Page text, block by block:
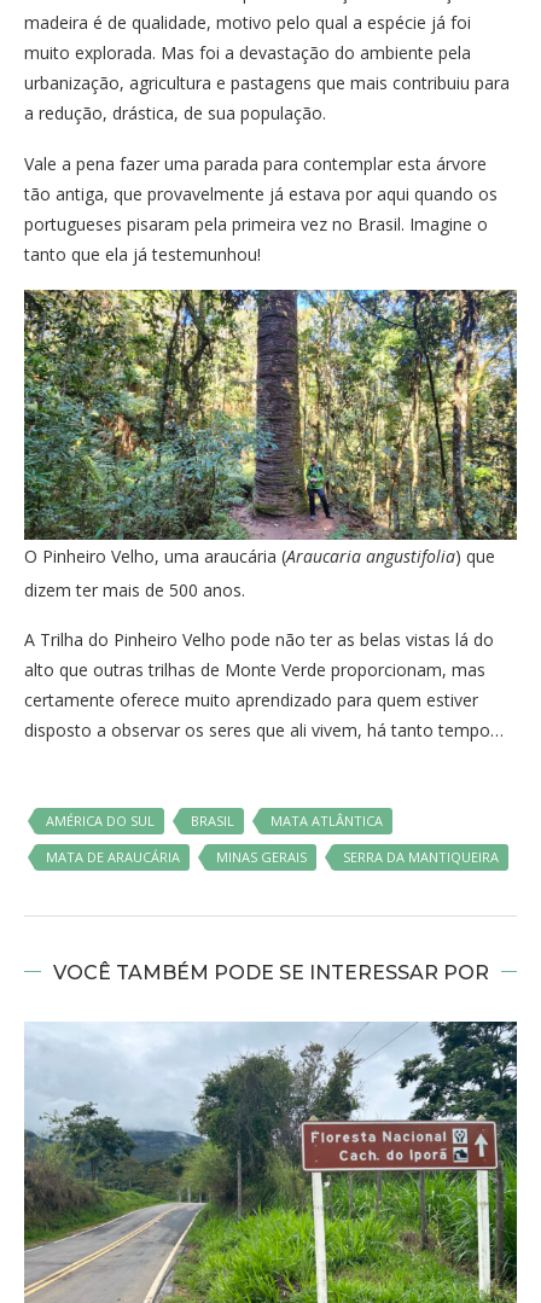
madeira é de qualidade, motivo pelo qual a espécie já foi
muito explorada. Mas foi a devastação do ambiente pela
urbanização, agricultura e pastagens que mais contribuiu para
a redução, drástica, de sua população.
Vale a pena fazer uma parada para contemplar esta árvore
tão antiga, que provavelmente já estava por aqui quando os
portugueses pisaram pela primeira vez no Brasil. Imagine o
tanto que ela já testemunhou!
O Pinheiro Velho, uma araucária (Araucaria angustifolia) que
dizem ter mais de 500 anos.
A Trilha do Pinheiro Velho pode não ter as belas vistas lá do
alto que outras trilhas de Monte Verde proporcionam, mas
certamente oferece muito aprendizado para quem estiver
disposto a observar os seres que ali vivem, há tanto tempo…
AMÉRICA DO SUL BRASIL
MATA ATLÂNTICA
MATA DE ARAUCÁRIA
MINAS GERAIS SERRA DA MANTIQUEIRA
VOCÊ TAMBÉM PODE SE INTERESSAR POR